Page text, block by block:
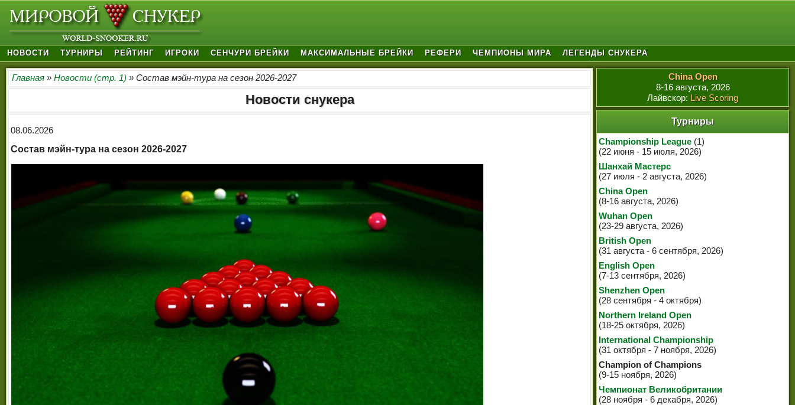
НОВОСТИ ТУРНИРЫ РЕЙТИНГ ИГРОКИ СЕНЧУРИ БРЕЙКИ МАКСИМАЛЬНЫЕ БРЕЙКИ РЕФЕРИ ЧЕМПИОНЫ МИРА ЛЕГЕНДЫ СНУКЕРА
Главная » Новости (стр. 1) » Состав мэйн-тура на сезон 2026-2027
Новости снукера
08.06.2026
Состав мэйн-тура на сезон 2026-2027
China Open
8-16 августа, 2026
Лайвскор: Live Scoring
Турниры
Championship League (1)
(22 июня - 15 июля, 2026)
Шанхай Мастерс
(27 июля - 2 августа, 2026)
China Open
(8-16 августа, 2026)
Wuhan Open
(23-29 августа, 2026)
British Open
(31 августа - 6 сентября, 2026)
English Open
(7-13 сентября, 2026)
Shenzhen Open
(28 сентября - 4 октября)
Northern Ireland Open
(18-25 октября, 2026)
International Championship
(31 октября - 7 ноября, 2026)
Champion of Champions
(9-15 ноября, 2026)
Чемпионат Великобритании
(28 ноября - 6 декабря, 2026)